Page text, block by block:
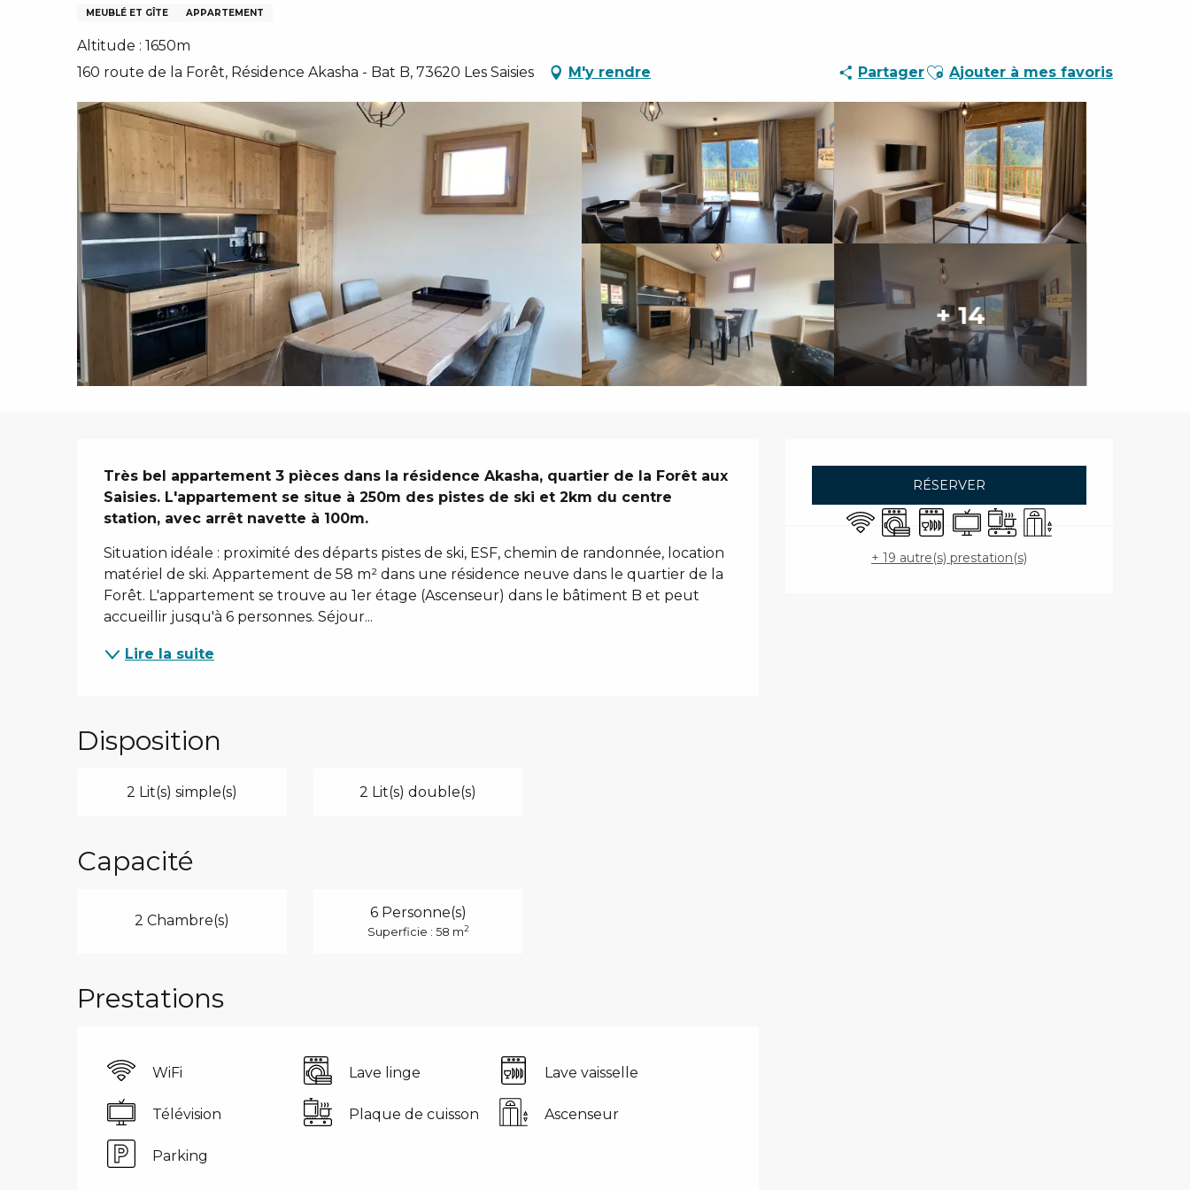
MEUBLÉ ET GÎTE APPARTEMENT
Altitude : 1650m
160 route de la Forêt, Résidence Akasha - Bat B, 73620 Les Saisies
M'y rendre PartagerAjouter aux favoris
Ajouter à mes favoris
+ 14
Ouverture et
RÉSERVER
WiFi Lave lingeLave vaisselle
TélévisionPlaque de cuisson
Ascenseur
+ 19 autre(s) prestation(s)
Description
Très bel appartement 3 pièces dans la résidence Akasha, quartier de la Forêt aux
Saisies. L'appartement se situe à 250m des pistes de ski et 2km du centre
station, avec arrêt navette à 100m.
Situation idéale : proximité des départs pistes de ski, ESF, chemin de randonnée, location
matériel de ski. Appartement de 58 m² dans une résidence neuve dans le quartier de la
Forêt. L'appartement se trouve au 1er étage (Ascenseur) dans le bâtiment B et peut
accueillir jusqu'à 6 personnes. Séjour...
Lire la suite
Disposition
2 Lit(s) simple(s) 2 Lit(s) double(s)
Capacité
2 Chambre(s) 6 Personne(s)
Superficie : 58 m2
Prestations
WiFi Lave linge Lave vaisselle
Télévision Plaque de cuisson Ascenseur
Parking